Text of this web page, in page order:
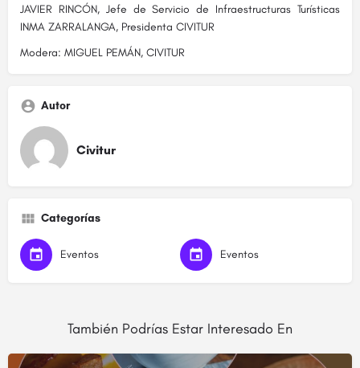
JAVIER RINCÓN, Jefe de Servicio de Infraestructuras Turísticas
INMA ZARRALANGA, Presidenta CIVITUR
Modera: MIGUEL PEMÁN, CIVITUR
Autor
Civitur
Categorías
Eventos Eventos
También Podrías Estar Interesado En